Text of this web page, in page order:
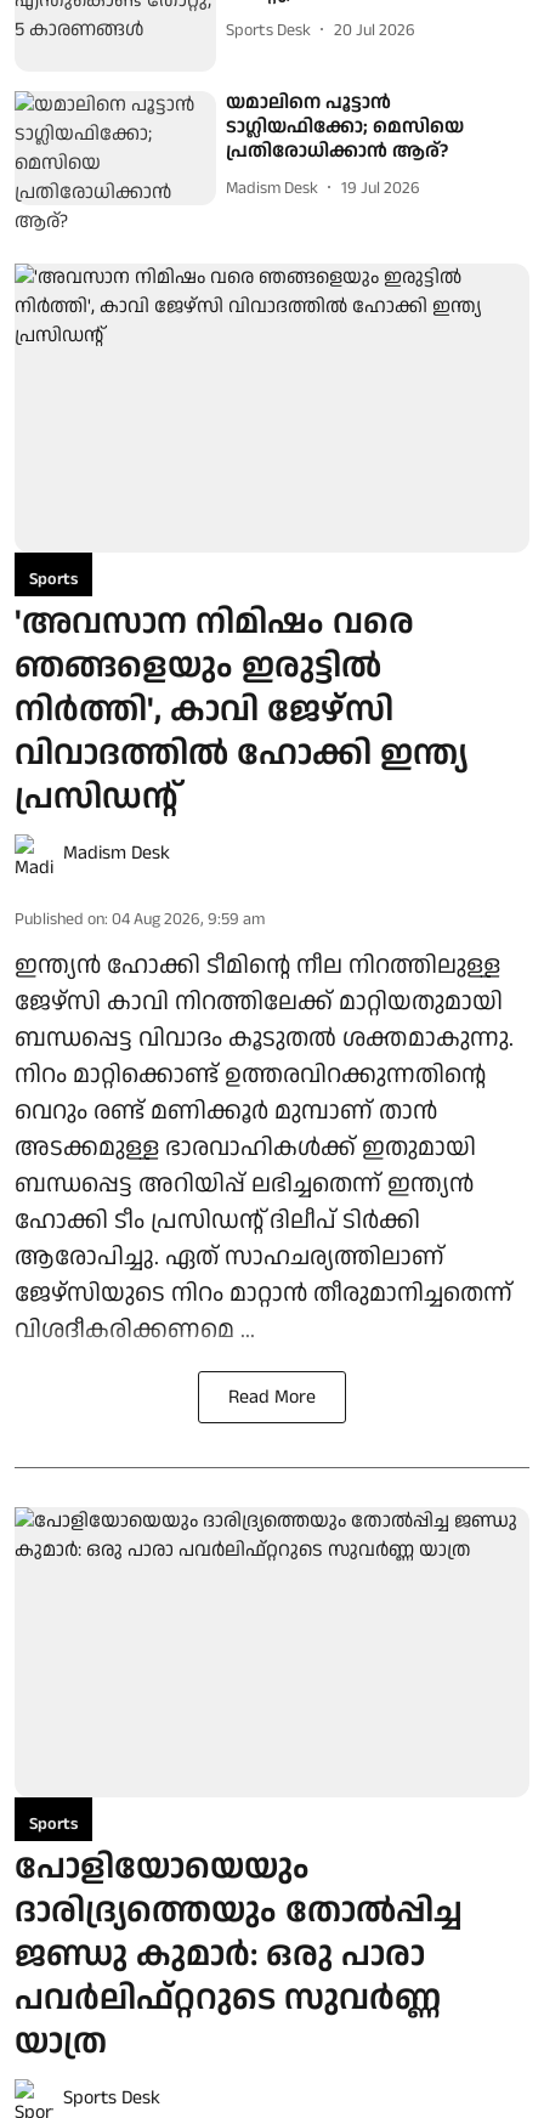
Sports Desk 20 Jul 2026
യമാലിനെ പൂട്ടാൻ
ടാഗ്ലിയഫിക്കോ; മെസിയെ
പ്രതിരോധിക്കാൻ ആര്?
Madism Desk 19 Jul 2026
Sports
'അവസാന നിമിഷം വരെ
ഞങ്ങളെയും ഇരുട്ടിൽ
നിർത്തി', കാവി ജേഴ്‌സി
വിവാദത്തിൽ ഹോക്കി ഇന്ത്യ
പ്രസിഡന്റ്
Madism Desk
Published on: 04 Aug 2026, 9:59 am
ഇന്ത്യൻ ഹോക്കി ടീമിന്റെ നീല നിറത്തിലുള്ള
ജേഴ്സി കാവി നിറത്തിലേക്ക് മാറ്റിയതുമായി
ബന്ധപ്പെട്ട വിവാദം കൂടുതൽ ശക്തമാകുന്നു.
നിറം മാറ്റിക്കൊണ്ട് ഉത്തരവിറക്കുന്നതിന്റെ
വെറും രണ്ട് മണിക്കൂർ മുമ്പാണ് താൻ
അടക്കമുള്ള ഭാരവാഹികൾക്ക് ഇതുമായി
ബന്ധപ്പെട്ട അറിയിപ്പ് ലഭിച്ചതെന്ന് ഇന്ത്യൻ
ഹോക്കി ടീം പ്രസിഡന്റ് ദിലീപ് ടിർക്കി
ആരോപിച്ചു. ഏത് സാഹചര്യത്തിലാണ്
ജേഴ്സിയുടെ നിറം മാറ്റാൻ തീരുമാനിച്ചതെന്ന്
വിശദീകരിക്കണമെ ...
Read More
Sports
പോളിയോയെയും
ദാരിദ്ര്യത്തെയും തോല്‍പ്പിച്ച
ജണ്ഡു കുമാര്‍: ഒരു പാരാ
പവര്‍ലിഫ്റ്ററുടെ സുവര്‍ണ്ണ
യാത്ര
Sports Desk